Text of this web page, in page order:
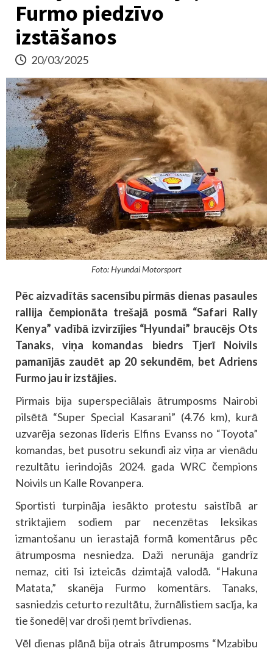
Furmo piedzīvo
izstāšanos
20/03/2025
Foto: Hyundai Motorsport
Pēc aizvadītās sacensību pirmās dienas pasaules
rallija čempionāta trešajā posmā “Safari Rally
Kenya” vadībā izvirzījies “Hyundai” braucējs Ots
Tanaks, viņa komandas biedrs Tjerī Noivils
pamanījās zaudēt ap 20 sekundēm, bet Adriens
Furmo jau ir izstājies.
Pirmais bija superspeciālais ātrumposms Nairobi
pilsētā “Super Special Kasarani” (4.76 km), kurā
uzvarēja sezonas līderis Elfins Evanss no “Toyota”
komandas, bet pusotru sekundi aiz viņa ar vienādu
rezultātu ierindojās 2024. gada WRC čempions
Noivils un Kalle Rovanpera.
Sportisti turpināja iesākto protestu saistībā ar
striktajiem sodiem par necenzētas leksikas
izmantošanu un ierastajā formā komentārus pēc
ātrumposma nesniedza. Daži nerunāja gandrīz
nemaz, citi īsi izteicās dzimtajā valodā. “Hakuna
Matata,” skanēja Furmo komentārs. Tanaks,
sasniedzis ceturto rezultātu, žurnālistiem sacīja, ka
tie šonedēļ var droši ņemt brīvdienas.
Vēl dienas plānā bija otrais ātrumposms “Mzabibu